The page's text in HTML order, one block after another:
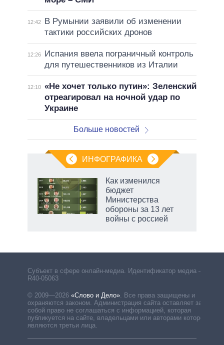
12:42
В Румынии заявили об изменении
тактики российских дронов
12:26
Испания ввела пограничный контроль
для путешественников из Италии
12:10 «Не хочет только путин»: Зеленский
отреагировал на ночной удар по
Украине
Больше новостей
ИНФОГРАФИКА
Как изменился
бюджет
Министерства
обороны за 13 лет
войны с россией
Субъект в сфере онлайн-медиа. Идентификатор медиа –
R40-05063
© 2009—2026 «Слово и Дело»
Все права защищены и
охраняются законом. Администрация сайта оставляет за
собой право не соглашаться с информацией, которая
публикуется на сайте, владельцами или авторами которой
являются третьи лица.